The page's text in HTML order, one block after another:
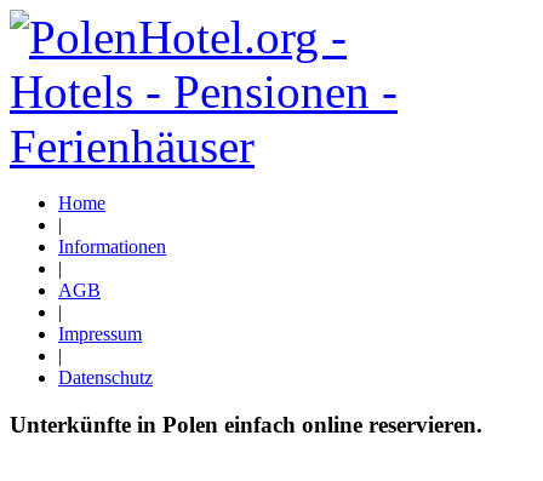
Home
|
Informationen
|
AGB
|
Impressum
|
Datenschutz
Unterkünfte in Polen einfach online reservieren.